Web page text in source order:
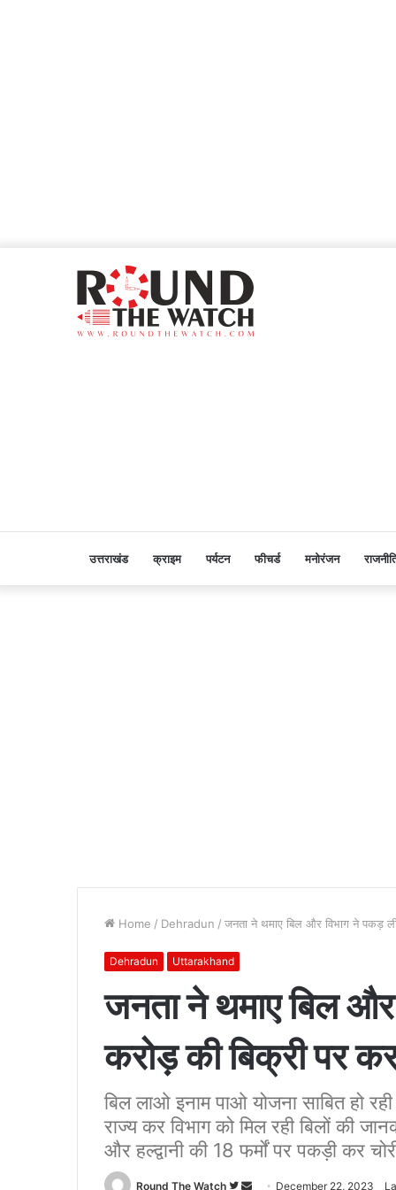
उत्तराखंड क्राइम पर्यटन फीचर्ड मनोरंजन
Home / Dehradun / जनता ने थमाए बिल और विभाग ने पकड़
Dehradun Uttarakhand
जनता ने थमाए बिल
करोड़ की बिक्री पर
बिल लाओ इनाम पाओ योजना साबित हो
राज्य कर विभाग को मिल रही बिलों की
और हल्द्वानी की 18 फर्मों पर पकड़ी कर
Round The Watch
Follow
Send December 22, 2023